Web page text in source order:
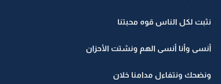
نثبت لكل الناس قوه محبتنا
أنسى وأنا أنسى الهم ونشتت الأحزان
ونضحك ونتفاءل مدامنا خلان